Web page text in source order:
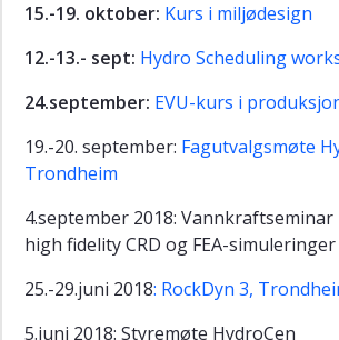
strategi
15.-19. oktober: Kurs i miljødesign
12.-13.- sept: Hydro Scheduling
24.september: EVU-kurs i
19.-20. september: Fagutvalgsmøte
Trondheim
4.september 2018:
high fidelity CRD og FEA-simuleringer
25.-29.juni 2018: RockDyn 3,
5.juni 2018: Styremøte HydroCen